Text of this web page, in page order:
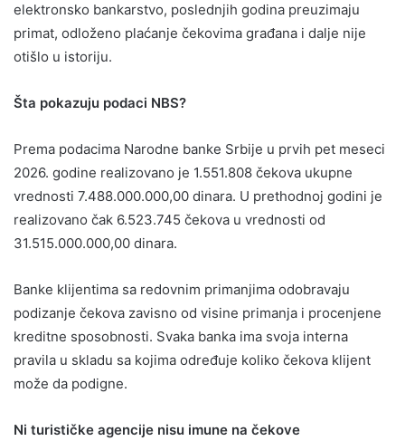
elektronsko bankarstvo, poslednjih godina preuzimaju
primat, odloženo plaćanje čekovima građana i dalje nije
otišlo u istoriju.
Šta pokazuju podaci NBS?
Prema podacima Narodne banke Srbije u prvih pet meseci
2026. godine realizovano je 1.551.808 čekova ukupne
vrednosti 7.488.000.000,00 dinara. U prethodnoj godini je
realizovano čak 6.523.745 čekova u vrednosti od
31.515.000.000,00 dinara.
Banke klijentima sa redovnim primanjima odobravaju
podizanje čekova zavisno od visine primanja i procenjene
kreditne sposobnosti. Svaka banka ima svoja interna
pravila u skladu sa kojima određuje koliko čekova klijent
može da podigne.
Ni turističke agencije nisu imune na čekove